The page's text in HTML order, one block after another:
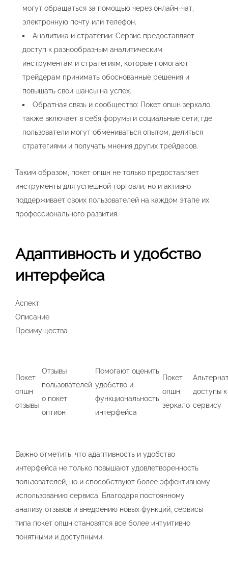
могут обращаться за помощью через онлайн-чат,
электронную почту или телефон.
Аналитика и стратегии: Сервис предоставляет
доступ к разнообразным аналитическим
инструментам и стратегиям, которые помогают
трейдерам принимать обоснованные решения и
повышать свои шансы на успех.
Обратная связь и сообщество: Покет опшн зеркало
также включает в себя форумы и социальные сети, где
пользователи могут обмениваться опытом, делиться
стратегиями и получать мнения других трейдеров.
Таким образом, покет опшн не только предоставляет
инструменты для успешной торговли, но и активно
поддерживает своих пользователей на каждом этапе их
профессионального развития.
Адаптивность и удобство
интерфейса
Аспект
Описание
Преимущества
Покет
опшн
отзывы
Отзывы
пользователей
о покет
оптион
Помогают оценить
удобство и
функциональность
интерфейса
Покет
опшн
зеркало
доступы к
сервису
Важно отметить, что адаптивность и удобство
интерфейса не только повышают удовлетворенность
пользователей, но и способствуют более эффективному
использованию сервиса. Благодаря постоянному
анализу отзывов и внедрению новых функций, сервисы
типа покет опшн становятся все более интуитивно
понятными и доступными.